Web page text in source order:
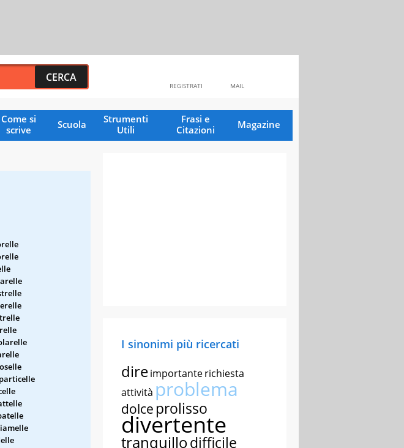
MAIL
REGISTRATI
Come si
scrive
Scuola
Strumenti
Utili
Frasi e
Citazioni
Magazine
I sinonimi più ricercati
direimportanterichiesta
attività problema
dolce prolisso
divertente
tranquillodifficile